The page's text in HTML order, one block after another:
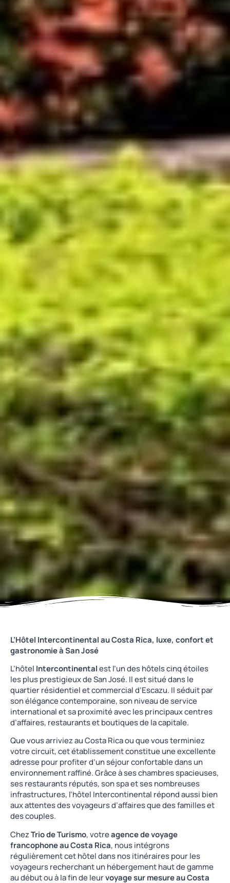
L’Hôtel Intercontinental au Costa Rica, luxe, confort et
gastronomie à San José
L’hôtel Intercontinentalest l’un des hôtels cinq étoiles
les plus prestigieux de San José. Il est situé dans le
quartier résidentiel et commercial d’Escazu. Il séduit par
son élégance contemporaine, son niveau de service
international et sa proximité avec les principaux centres
d’affaires, restaurants et boutiques de la capitale.
Que vous arriviez au Costa Rica ou que vous terminiez
votre circuit, cet établissement constitue une excellente
adresse pour profiter d’un séjour confortable dans un
environnement raffiné. Grâce à ses chambres spacieuses,
ses restaurants réputés, son spa et ses nombreuses
infrastructures, l’hôtel Intercontinental répond aussi bien
aux attentes des voyageurs d’affaires que des familles et
des couples.
ChezTrio de Turismo, votreagence de voyage
francophone au Costa Rica, nous intégrons
régulièrement cet hôtel dans nos itinéraires pour les
voyageurs recherchant un hébergement haut de gamme
au début ou à la fin de leurvoyage sur mesure au Costa